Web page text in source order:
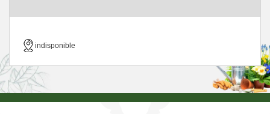
indisponible